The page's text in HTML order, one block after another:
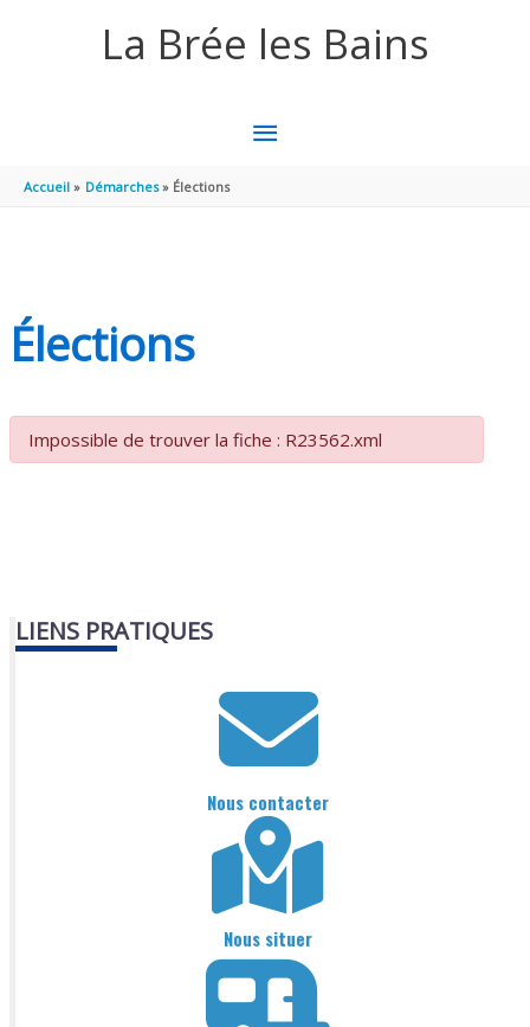
La Brée les Bains
MENU
Accueil Démarches Élections
Élections
Impossible de trouver la fiche : R23562.xml
LIENS PRATIQUES
Nous contacter
Nous situer